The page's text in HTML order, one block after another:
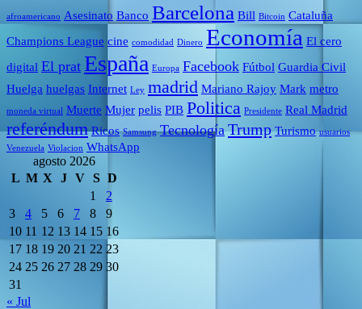
afroamericano Asesinato Banco Barcelona Bill Bitcoin Cataluña
Champions League cine comodidad Dinero Economía El cero
digital El prat España Europa Facebook Fútbol Guardia Civil
Huelga huelgas Internet Ley madrid Mariano Rajoy Mark metro
moneda virtual Muerte Mujer pelis PIB Politica Presidente Real Madrid
referéndum Ricos Samsung Tecnología Trump Turismo usuarios
Venezuela Violacion WhatsApp
agosto 2026
L M X J V S D
1
2
3
4 5 6 7 8
9
10 11 12 13 14 15 16
17 18 19 20 21 22 23
24 25 26 27 28 29 30
31
« Jul